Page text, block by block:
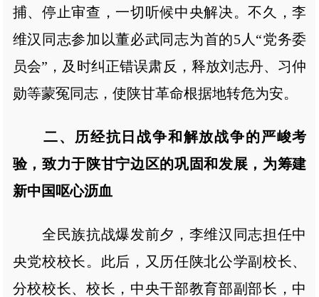
捕、停止审查，一切听候中央解决。不久，李
维汉同志参加以董必武同志为首的5人“党务委
员会”，及时纠正错误肃反，释放刘志丹、习仲
勋等蒙冤同志，使陕甘革命根据地转危为安。
二、历经抗日战争和解放战争的严峻考
验，致力于陕甘宁边区的巩固和发展，为筹建
新中国呕心沥血
全民族抗战爆发前夕，李维汉同志担任中
央党校校长。此后，又历任陕北公学副校长、
分校校长、校长，中央干部教育部副部长，中